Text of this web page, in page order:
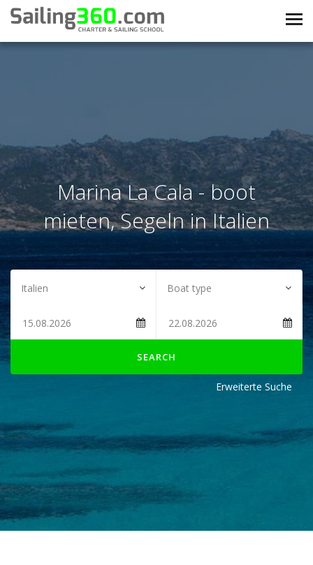
Marina La Cala - boot
mieten, Segeln in Italien
SEARCH
Erweiterte Suche